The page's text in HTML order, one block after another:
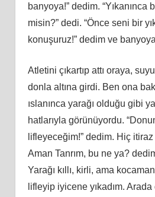
banyoya!” dedim.
misin?” dedi. “Önce seni bir
konuşuruz!” dedim ve
Atletini çıkartıp attı oraya,
donla altına girdi. Ben ona
ıslanınca yarağı olduğu gibi
hatlarıyla görünüyordu.
lifleyeceğim!” dedim. Hiç itiraz
Aman Tanrım, bu ne ya?
Yarağı kıllı, kirli, ama
lifleyip iyicene yıkadım.